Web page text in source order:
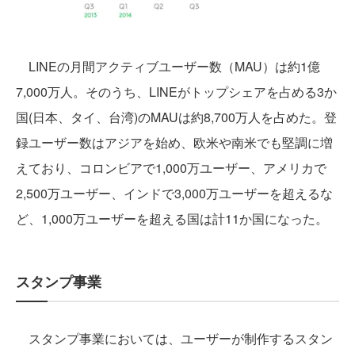
LINEの月間アクティブユーザー数（MAU）は約1億
7,000万人。そのうち、LINEがトップシェアを占める3か
国(日本、タイ、台湾)のMAUは約8,700万人を占めた。登
録ユーザー数はアジアを始め、欧米や南米でも堅調に増
えており、コロンビアで1,000万ユーザー、アメリカで
2,500万ユーザー、インドで3,000万ユーザーを超えるな
ど、1,000万ユーザーを超える国は計11か国になった。
スタンプ事業
スタンプ事業においては、ユーザーが制作するスタン